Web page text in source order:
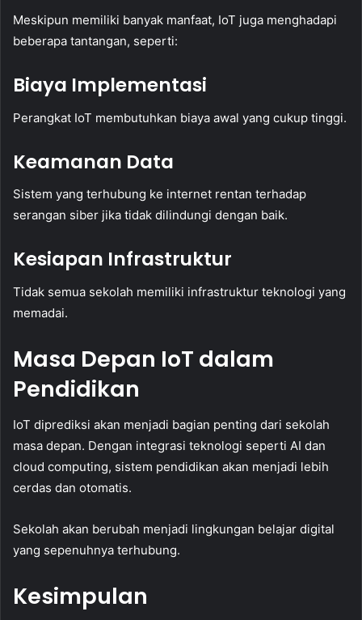
Meskipun memiliki banyak manfaat, IoT juga menghadapi
beberapa tantangan, seperti:
Biaya Implementasi
Perangkat IoT membutuhkan biaya awal yang cukup tinggi.
Keamanan Data
Sistem yang terhubung ke internet rentan terhadap
serangan siber jika tidak dilindungi dengan baik.
Kesiapan Infrastruktur
Tidak semua sekolah memiliki infrastruktur teknologi yang
memadai.
Masa Depan IoT dalam
Pendidikan
IoT diprediksi akan menjadi bagian penting dari sekolah
masa depan. Dengan integrasi teknologi seperti AI dan
cloud computing, sistem pendidikan akan menjadi lebih
cerdas dan otomatis.
Sekolah akan berubah menjadi lingkungan belajar digital
yang sepenuhnya terhubung.
Kesimpulan